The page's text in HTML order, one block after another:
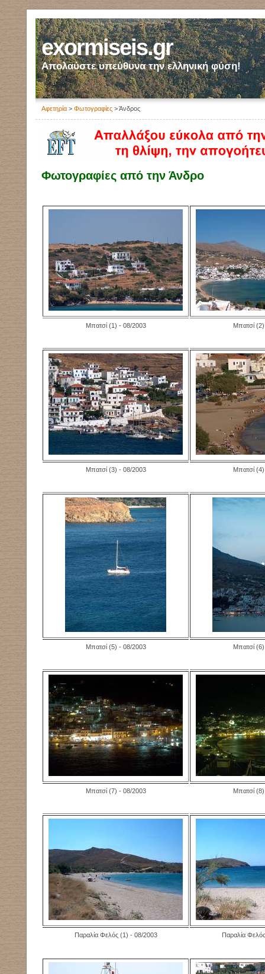
exormiseis.gr
Απολαύστε υπεύθυνα την ελληνική φύση!
Αφετηρία > Φωτογραφίες > Άνδρος
Φωτογραφίες από την Άνδρο
Μπατσί (1) - 08/2003 Μπατσί
Μπατσί (3) - 08/2003 Μπατσί
Μπατσί (5) - 08/2003 Μπατσί
Μπατσί (7) - 08/2003 Μπατσί
Παραλία Φελός (1) - 08/2003 Παραλία